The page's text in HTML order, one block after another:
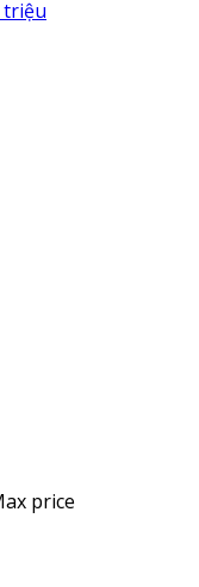
triệu
price